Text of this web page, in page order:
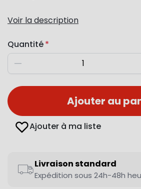
Voir la description
Quantité
Diminuer
Ajouter au
Ajouter à ma liste
Livraison standard
Expédition sous 24h-48h